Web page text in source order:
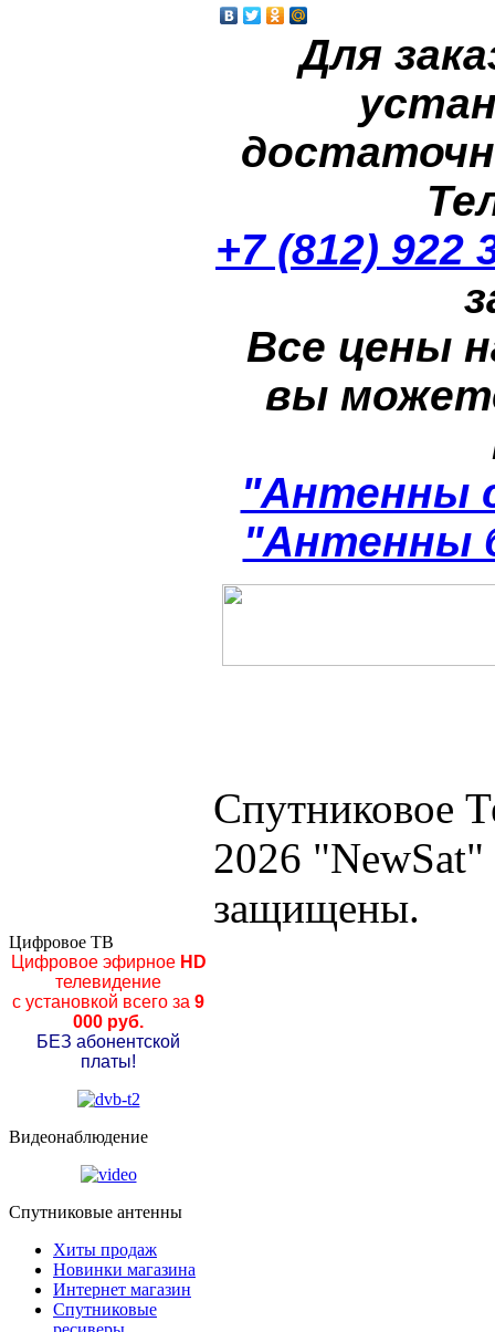
Для
+7 (812) 922
Все цены
вы
"Антенны
"Антенны
Спутниковое
2026
защищены.
Цифровое ТВ
Цифровое эфирноеHD
телевидение
с установкой всего за 9
000 руб.
БЕЗ абонентской
платы!
Видеонаблюдение
Спутниковые антенны
Хиты продаж
Новинки магазина
Интернет магазин
Спутниковые